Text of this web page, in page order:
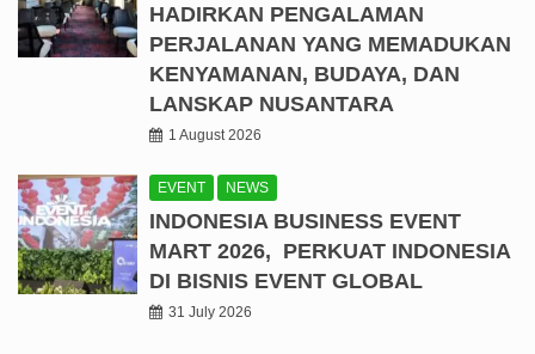
HADIRKAN PENGALAMAN
PERJALANAN YANG MEMADUKAN
KENYAMANAN, BUDAYA, DAN
LANSKAP NUSANTARA
1 August 2026
EVENT NEWS
INDONESIA BUSINESS EVENT
MART 2026, PERKUAT INDONESIA
DI BISNIS EVENT GLOBAL
31 July 2026